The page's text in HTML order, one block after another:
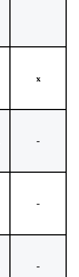
x
-
-
-